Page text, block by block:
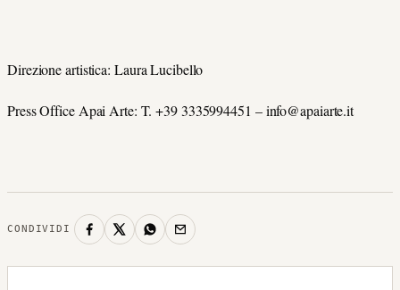
Direzione artistica: Laura Lucibello
Press Office Apai Arte: T. +39 3335994451 –info@apaiarte.it
CONDIVIDI